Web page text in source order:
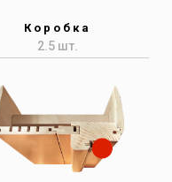
Коробка
2.5 шт.